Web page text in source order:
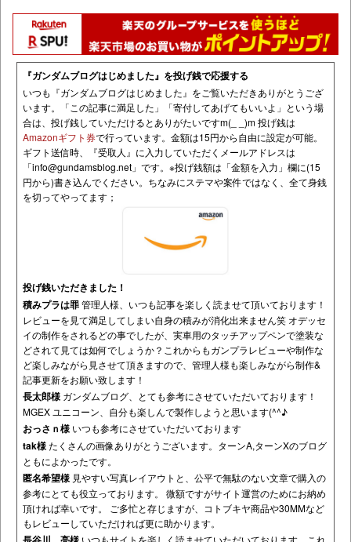
『ガンダムブログはじめました』を投げ銭で応援する
いつも『ガンダムブログはじめました』をご覧いただきありがとうござ
います。「この記事に満足した」「寄付してあげてもいいよ」という場
合は、投げ銭していただけるとありがたいですm(_ _)m 投げ銭は
Amazonギフト券で行っています。金額は15円から自由に設定が可能。
ギフト送信時、『受取人』に入力していただくメールアドレスは
「info@gundamsblog.net 」です。 ※投げ銭額は「金額を入力」欄に(15
円から)書き込んでください。ちなみにステマや案件ではなく、全て身銭
を切ってやってます；
投げ銭いただきました！
積みプラは罪管理人様、いつも記事を楽しく読ませて頂いております！
レビューを見て満足してしまい自身の積みが消化出来ません笑 オデッセ
イの制作をされるどの事でしたが、実車用のタッチアップペンで塗装な
どされて見ては如何でしょうか？これからもガンプラレビューや制作な
ど楽しみながら見させて頂きますので、管理人様も楽しみながら制作&
記事更新をお願い致します！
長太郎様 ガンダムブログ、とても参考にさせていただいております！
MGEX ユニコーン、自分も楽しんで製作しようと思います(^^♪
おっさｎ様 いつも参考にさせていただいております
tak様たくさんの画像ありがとうございます。ターンA,ターンXのブログ
ともによかったです。
匿名希望様 見やすい写真レイアウトと、公平で無駄のない文章で購入の
参考にとても役立っております。 微額ですがサイト運営のためにお納め
頂ければ幸いです。 ご多忙と存じますが、コトブキヤ商品や30MMなど
もレビューしていただければ更に助かります。
いつもサイトを楽しく読ませていただいております。これ